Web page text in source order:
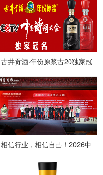
古井贡酒·年份原浆古20独家冠
名2024中国诗词大会
相信行业，相信自己！2026中